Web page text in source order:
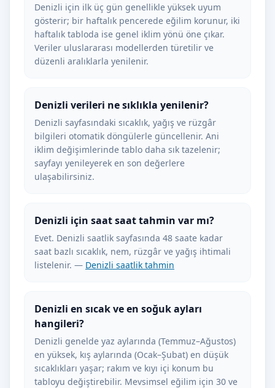
Denizli için ilk üç gün genellikle yüksek uyum
gösterir; bir haftalık pencerede eğilim korunur, iki
haftalık tabloda ise genel iklim yönü öne çıkar.
Veriler uluslararası modellerden türetilir ve
düzenli aralıklarla yenilenir.
Denizli verileri ne sıklıkla yenilenir?
Denizli sayfasındaki sıcaklık, yağış ve rüzgâr
bilgileri otomatik döngülerle güncellenir. Ani
iklim değişimlerinde tablo daha sık tazelenir;
sayfayı yenileyerek en son değerlere
ulaşabilirsiniz.
Denizli için saat saat tahmin var mı?
Evet. Denizli saatlik sayfasında 48 saate kadar
saat bazlı sıcaklık, nem, rüzgâr ve yağış ihtimali
listelenir. — Denizli saatlik tahmin
Denizli en sıcak ve en soğuk ayları
hangileri?
Denizli genelde yaz aylarında (Temmuz–Ağustos)
en yüksek, kış aylarında (Ocak–Şubat) en düşük
sıcaklıkları yaşar; rakım ve kıyı içi konum bu
tabloyu değiştirebilir. Mevsimsel eğilim için 30 ve